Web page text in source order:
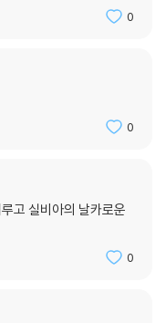
자신의 죽음을 예감이라
그것을 통제할 수 있다는
하겠어/ 먹어치울 열병이
플라스의 시
아침 노래」를 배치했다. 마
애틋하면서도 복잡한 심경
0
0
고 실비아의 날카로운
0